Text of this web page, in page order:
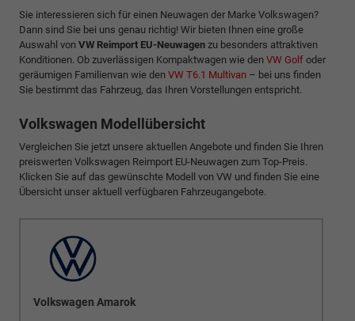
Sie interessieren sich für einen Neuwagen der Marke Volkswagen?
Dann sind Sie bei uns genau richtig! Wir bieten Ihnen eine große
Auswahl von VW Reimport EU-Neuwagen zu besonders attraktiven
Konditionen. Ob zuverlässigen Kompaktwagen wie den VW Golf oder
geräumigen Familienvan wie den VW T6.1 Multivan – bei uns finden
Sie bestimmt das Fahrzeug, das Ihren Vorstellungen entspricht.
Volkswagen Modellübersicht
Vergleichen Sie jetzt unsere aktuellen Angebote und finden Sie Ihren
preiswerten Volkswagen Reimport EU-Neuwagen zum Top-Preis.
Klicken Sie auf das gewünschte Modell von VW und finden Sie eine
Übersicht unser aktuell verfügbaren Fahrzeugangebote.
Volkswagen Amarok